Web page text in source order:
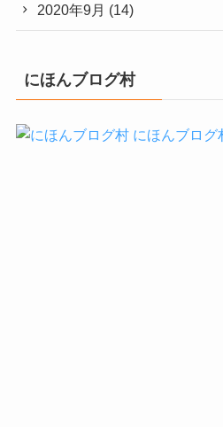
2020年9月 (14)
にほんブログ村